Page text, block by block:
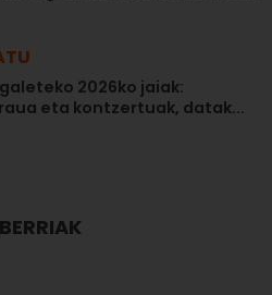
2026ko jaiak:
eta kontzertuak, datak...